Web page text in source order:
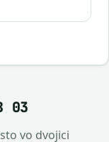
03
vo dvojici